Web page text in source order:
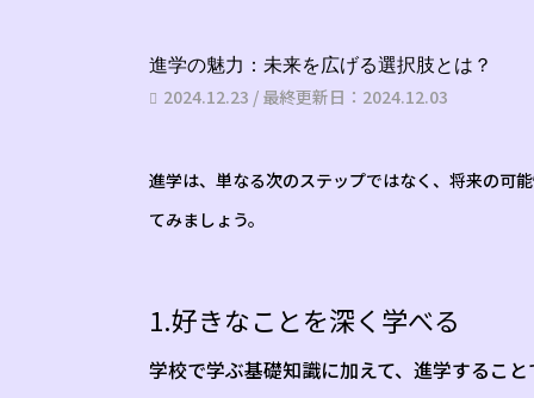
進学の魅力：未来を広げる選択肢とは？
2024.12.23 / 最終更新日：2024.12.03
進学は、単なる次のステップではなく、将来の可
てみましょう。
1.好きなことを深く学べる
学校で学ぶ基礎知識に加えて、進学するこ